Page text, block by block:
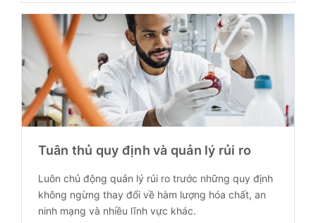
Tuân thủ quy định và quản lý rủi ro
Luôn chủ động quản lý rủi ro trước những quy định
không ngừng thay đổi về hàm lượng hóa chất, an
ninh mạng và nhiều lĩnh vực khác.